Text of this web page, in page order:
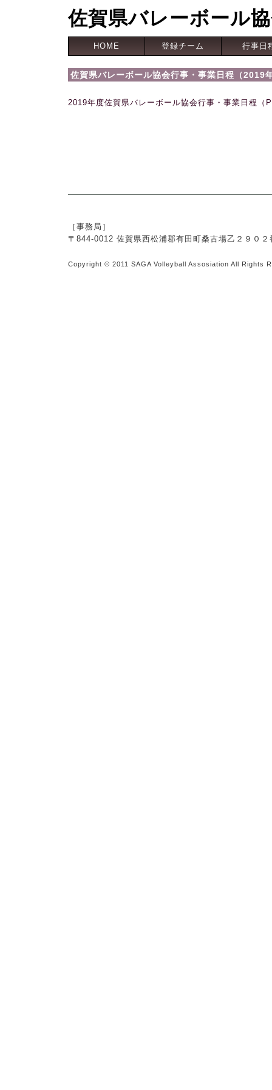
佐賀県バレーボール
HOME 登録チーム 行事日
佐賀県バレーボール協会行事・事業日程（2019
2019年度佐賀県バレーボール協会行事・事業日程（
［事務局］
〒844-0012 佐賀県西松浦郡有田町桑古場乙２９
Copyright © 2011 SAGA Volleyball Assosiation All Rights